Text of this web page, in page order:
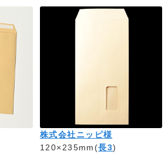
株式会社ニッピ様
120×235mm(長3)